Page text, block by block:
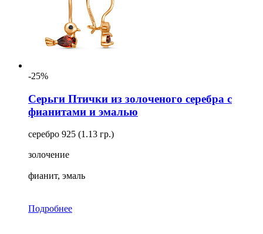
-25%
Серьги Птички из золоченого серебра с
фианитами и эмалью
серебро 925 (1.13 гр.)
золочение
фианит, эмаль
Подробнее